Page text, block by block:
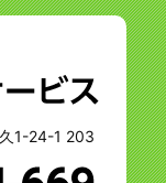
1-24-1 203